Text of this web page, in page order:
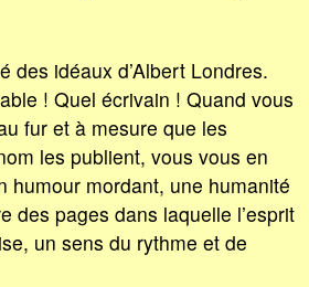
des idéaux d’Albert Londres.
! Quel écrivain ! Quand vous
fur et à mesure que les
les publient, vous vous en
humour mordant, une humanité
des pages dans laquelle l’esprit
un sens du rythme et de